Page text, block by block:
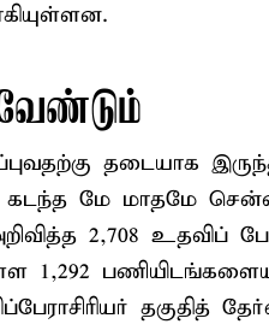
தடையாக
கடந்த மே மாதமே
2,708 உதவிப்
தகுதித்